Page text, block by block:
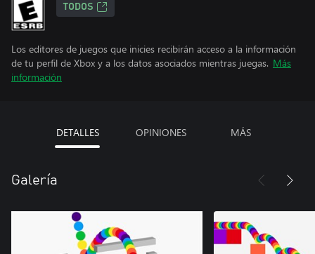
TODOS
Los editores de juegos que inicies recibirán acceso a la información
de tu perfil de Xbox y a los datos asociados mientras juegas. Más
información
DETALLES OPINIONES MÁS
Galería